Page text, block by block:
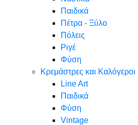
Παιδικά
Πέτρα - Ξύλο
Πόλεις
Ριγέ
Φύση
Κρεμάστρες και Καλόγεροι
Line Art
Παιδικά
Φύση
Vintage